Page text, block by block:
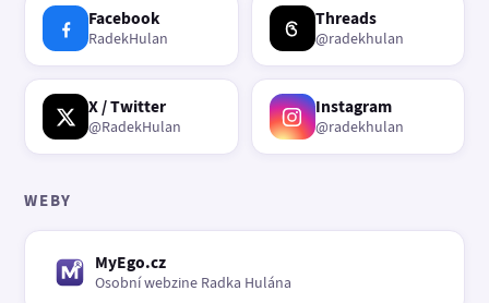
Facebook
RadekHulan
Threads
@radekhulan
X / Twitter
@RadekHulan
Instagram
@radekhulan
WEBY
MyEgo.cz
Osobní webzine Radka Hulána